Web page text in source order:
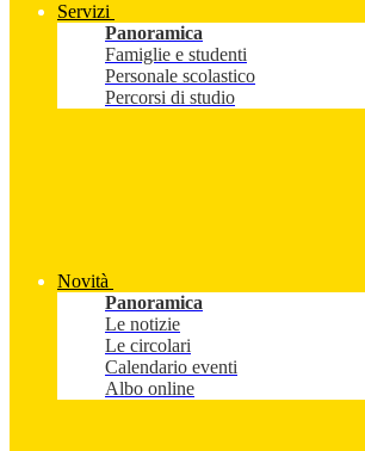
Servizi
Panoramica
Famiglie e studenti
Personale scolastico
Percorsi di studio
Novità
Panoramica
Le notizie
Le circolari
Calendario eventi
Albo online